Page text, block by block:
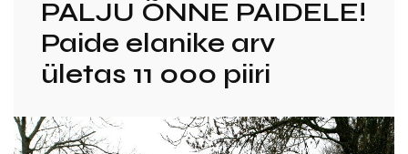
PALJU ÕNNE PAIDELE!
Paide elanike arv
ületas 11 000 piiri